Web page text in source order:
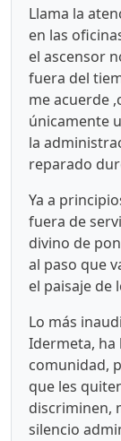
Llama la
en las
el ascensor
fuera del
me acuerde
únicamente
la
reparado
Ya a
fuera de
divino de
al paso que
el paisaje de
Lo más
Idermeta, ha
comunidad,
que les
discriminen,
silencio